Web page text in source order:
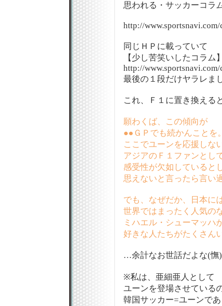
思われる・サッカーコラ
http://
同じＨＰに載っていて
【少し苦笑いしたコラム
http://
最後の１段だけヤラレま
これ、Ｆ１に置き換える
願わくば、この傾向が
●●ＧＰでも続かんことを
ここでユーンを応援しな
アジアのＦ１ファンとし
感受性が欠如していると
思えないと言ったら言い
でも、なぜだか、日本に
世界ではまったく人気の
ミハエル・シューマッハ
好きな人たちがたくさん
…余計なお世話だよな(憮)
※私は、亜細亜人として
ユーンを登場させている
韓国サッカー=ユーンで